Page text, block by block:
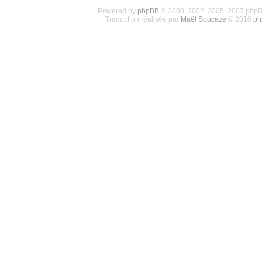
Powered by phpBB© 2000, 2002, 2005, 2007
Traduction réalisée par Maël Soucaze © 2010